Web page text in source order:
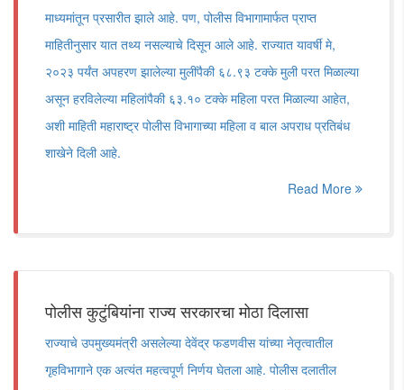
माध्यमांतून प्रसारीत झाले आहे. पण, पोलीस विभागामार्फत प्राप्त
माहितीनुसार यात तथ्य नसल्याचे दिसून आले आहे. राज्यात यावर्षी मे,
२०२३ पर्यंत अपहरण झालेल्या मुलींपैकी ६८.९३ टक्के मुली परत मिळाल्या
असून हरविलेल्या महिलांपैकी ६३.१० टक्के महिला परत मिळाल्या आहेत,
अशी माहिती महाराष्ट्र पोलीस विभागाच्या महिला व बाल अपराध प्रतिबंध
शाखेने दिली आहे.
Read More
पोलीस कुटुंबियांना राज्य सरकारचा मोठा दिलासा
राज्याचे उपमुख्यमंत्री असलेल्या देवेंद्र फडणवीस यांच्या नेतृत्वातील
गृहविभागाने एक अत्यंत महत्वपूर्ण निर्णय घेतला आहे. पोलीस दलातील